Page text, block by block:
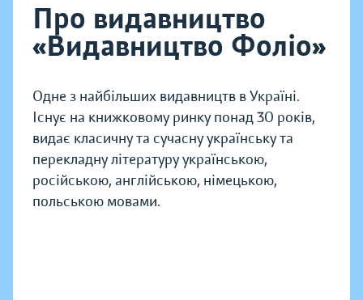
Про видавництво
«Видавництво Фоліо»
Одне з найбільших видавництв в Україні.
Існує на книжковому ринку понад 30 років,
видає класичну та сучасну українську та
перекладну літературу українською,
російською, англійською, німецькою,
польською мовами.